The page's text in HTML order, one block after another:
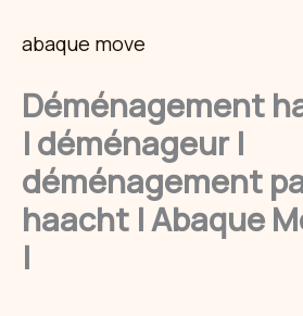
abaque move
Déménagement
| déménageur |
déménagement
haacht | Abaque
|